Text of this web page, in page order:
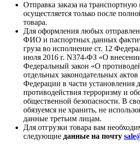
Отправка заказа на
осущестляется только после
товара.
Для оформления любых
ФИО и паспортных данных
груза во исполнение ст. 12
июля 2016 г. N374-ФЗ «О
Федеральный закон «О
отдельных законодательных
Федерации в части установления
противодействия терроризму и
общественной безопасности. В
обязуемся не хранить, не
данные третьим лицам.
Для отгрузки товара вам
следующие данные на почту